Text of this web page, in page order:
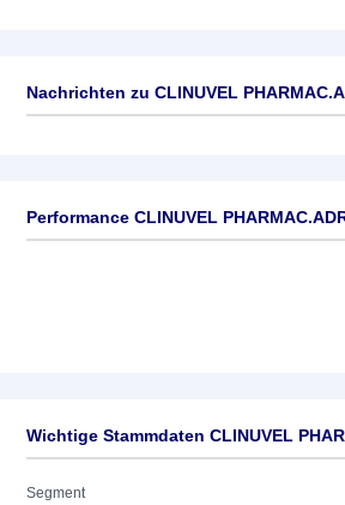
Nachrichten zu CLINUVEL
Performance CLINUVEL
Wichtige Stammdaten CLINUVEL
Segment